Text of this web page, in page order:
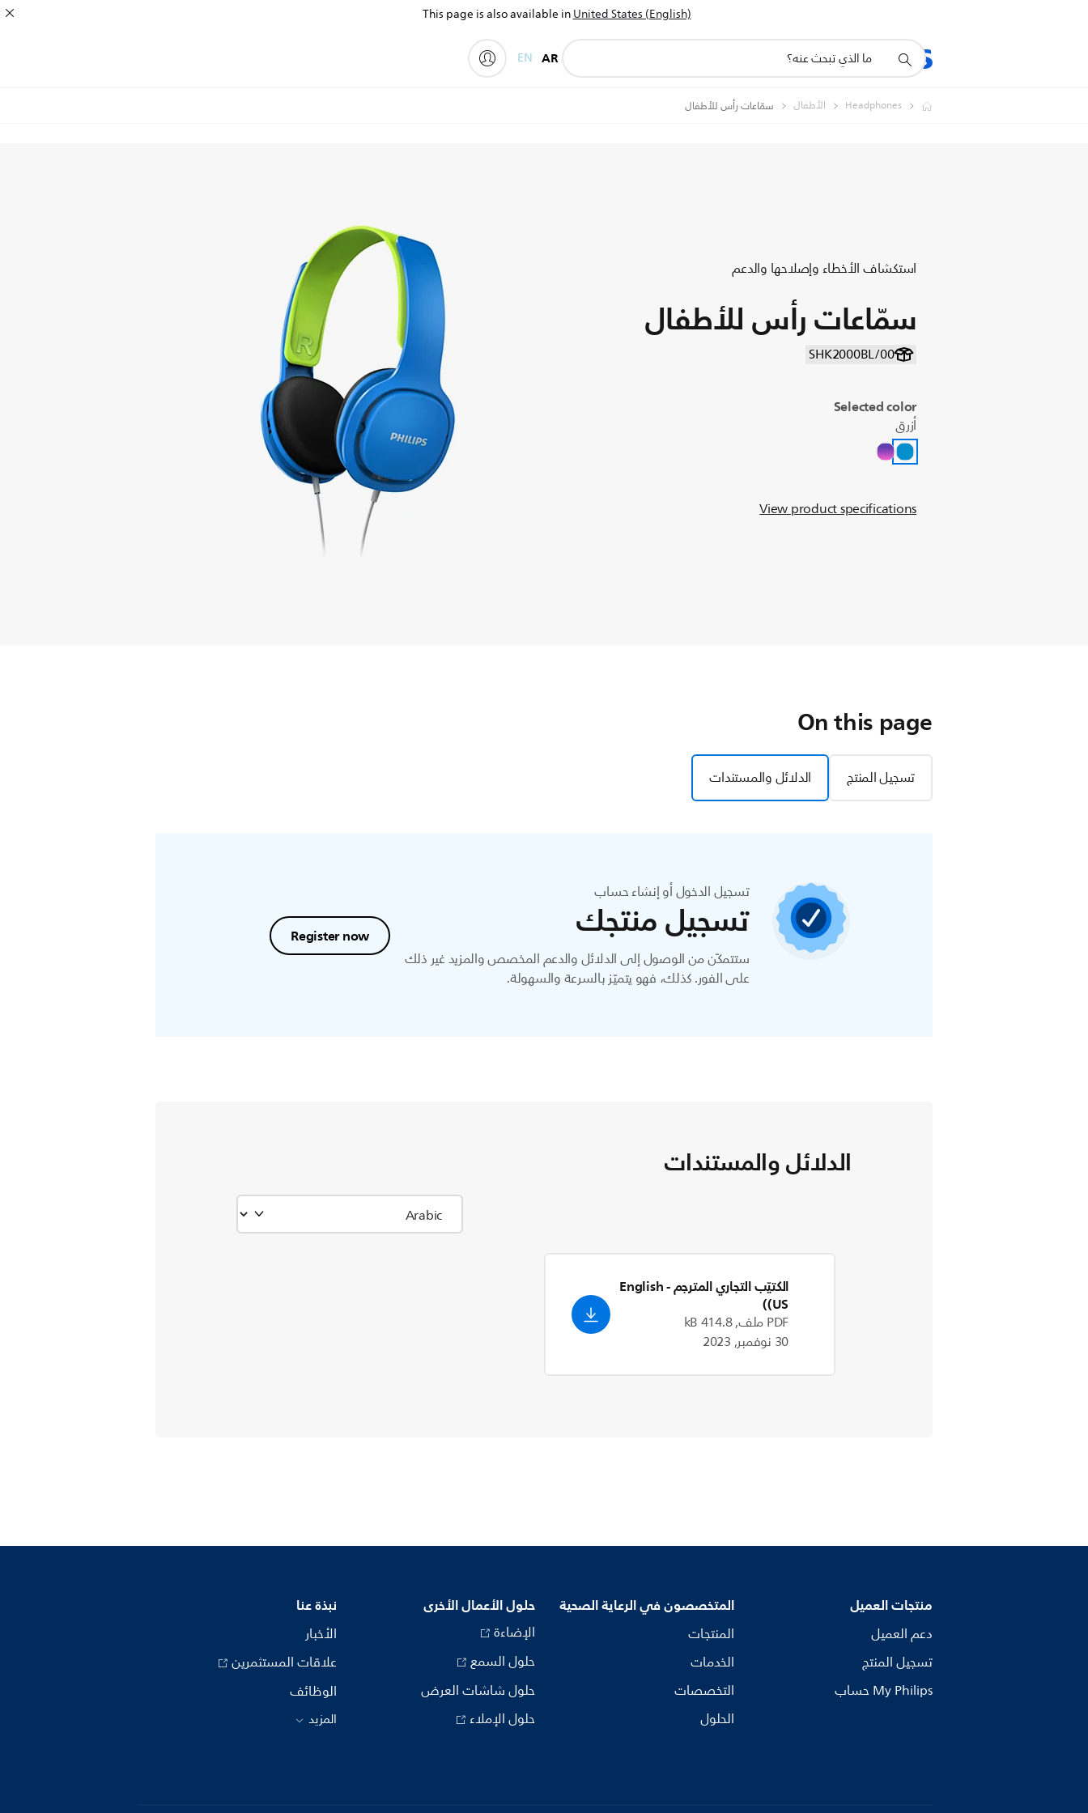
This page is also available inUnited States (English)
المنتجات
أيقونة
دعم
AR
EN
Headphones الأطفال سمّاعات رأس للأطفال
استكشاف الأخطاء وإصلاحها والدعم
سمّاعات رأس للأطفال
SHK2000BL/00
Selected color
أزرق
View product specifications
On this page
تسجيل المنتج الدلائل والمستندات
تسجيل الدخول أو إنشاء حساب
تسجيل منتجك
ستتمكّن من الوصول إلى الدلائل والدعم المخصص والمزيد غير ذلك
على الفور. كذلك، فهو يتميّز بالسرعة والسهولة.
Register now
الدلائل والمستندات
الكتيّب التجاري المترجم - English
(US)
PDF ملف, 414.8 kB
30 نوفمبر, 2023
منتجات العميل
دعم العميل
تسجيل المنتج
My Philips حساب
المتخصصون في الرعاية الصحية
المنتجات
الخدمات
التخصصات
الحلول
حلول الأعمال الأخرى
الإضاءة
حلول السمع
حلول شاشات العرض
حلول الإملاء
نبذة عنا
الأخبار
علاقات المستثمرين
الوظائف
المزيد